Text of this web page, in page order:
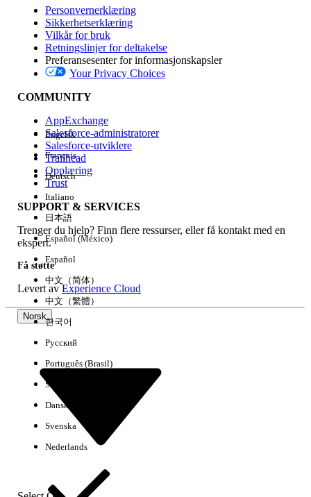
Utgave
Erfaring
Fjern alle Utført
Kontroller stavemåten i søkeordene.
Personvernerklæring
Sikkerhetserklæring
Vilkår for bruk
Retningslinjer for deltakelse
Preferansesenter for informasjonskapsler
Your Privacy Choices
COMMUNITY
AppExchange
Salesforce-administratorer
Salesforce-utviklere
Trailhead
Opplæring
Trust
SUPPORT & SERVICES
Trenger du hjelp? Finn flere ressurser, eller få kontakt med en
ekspert.
Få støtte
Levert avExperience Cloud
Norsk
Engelsk
Français
Deutsch
Italiano
日本語
Español (México)
Español
中文（简体）
中文（繁體）
한국어
Русский
Português (Brasil)
Suomi
Dansk
Svenska
Nederlands